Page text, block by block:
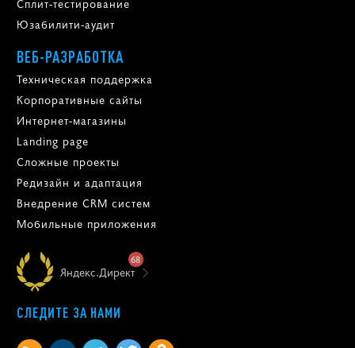
Сплит-тестирование
Юзабилити-аудит
ВЕБ-РАЗРАБОТКА
Техническая поддержка
Корпоративные сайты
Интернет-магазины
Landing page
Сложные проекты
Редизайн и адаптация
Внедрение CRM систем
Мобильные приложения
Яндекс.Директ
68
СЛЕДИТЕ ЗА НАМИ